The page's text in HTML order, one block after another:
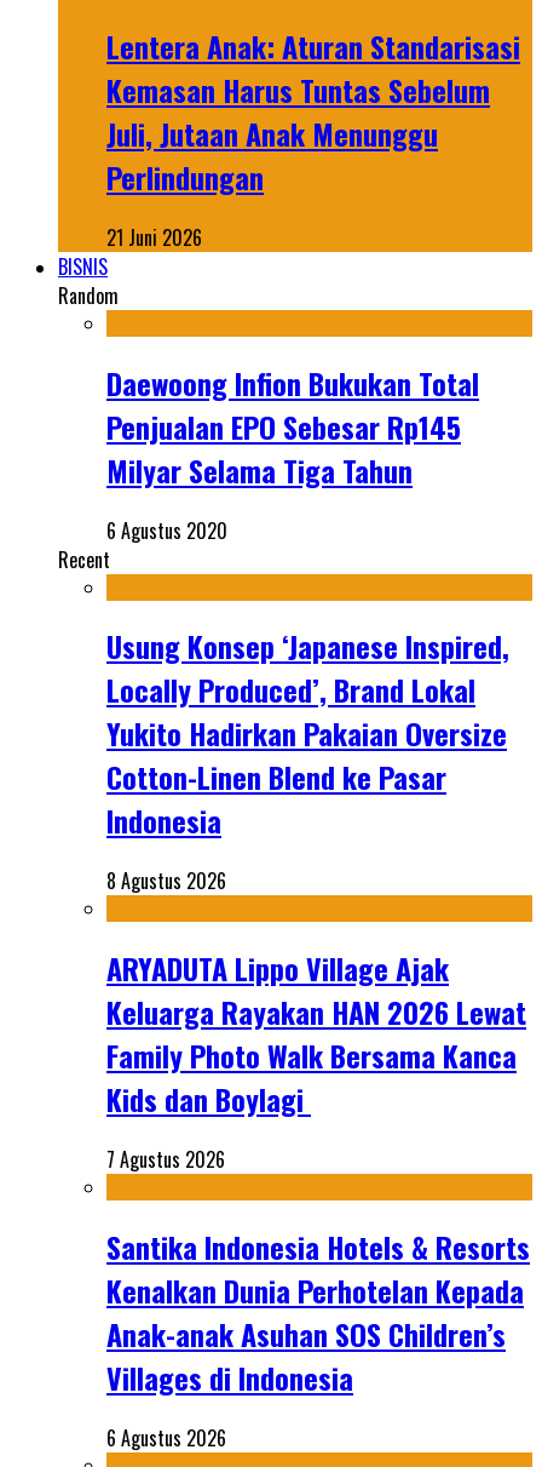
Lentera Anak: Aturan Standarisasi
Kemasan Harus Tuntas Sebelum
Juli, Jutaan Anak Menunggu
Perlindungan
21 Juni 2026
BISNIS
Random
Daewoong Infion Bukukan Total
Penjualan EPO Sebesar Rp145
Milyar Selama Tiga Tahun
6 Agustus 2020
Recent
Usung Konsep ‘Japanese Inspired,
Locally Produced’, Brand Lokal
Yukito Hadirkan Pakaian Oversize
Cotton-Linen Blend ke Pasar
Indonesia
8 Agustus 2026
ARYADUTA Lippo Village Ajak
Keluarga Rayakan HAN 2026 Lewat
Family Photo Walk Bersama Kanca
Kids dan Boylagi
7 Agustus 2026
Santika Indonesia Hotels & Resorts
Kenalkan Dunia Perhotelan Kepada
Anak-anak Asuhan SOS Children’s
Villages di Indonesia
6 Agustus 2026